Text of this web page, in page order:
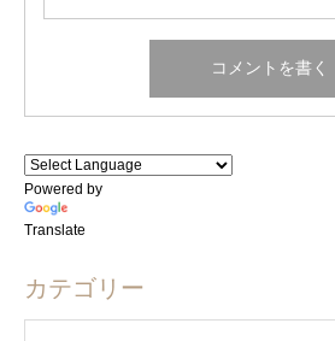
Powered by
Translate
カテゴリー